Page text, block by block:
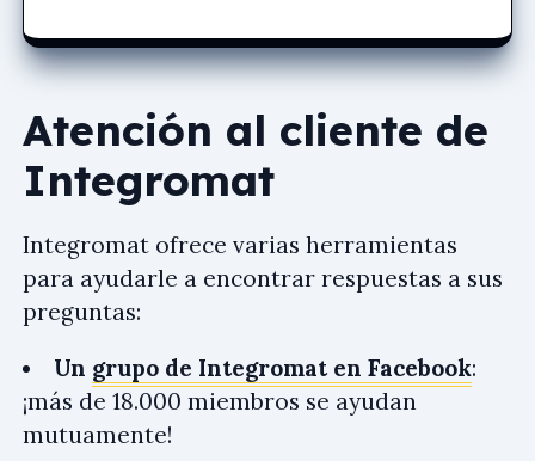
Atención al cliente de
Integromat
Integromat ofrece varias herramientas
para ayudarle a encontrar respuestas a sus
preguntas:
Un grupo de Integromat en Facebook:
¡más de 18.000 miembros se ayudan
mutuamente!